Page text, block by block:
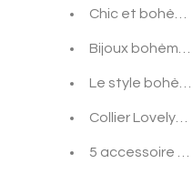
Chic et
Bijoux bohème
Le style
Collier
5 accessoire